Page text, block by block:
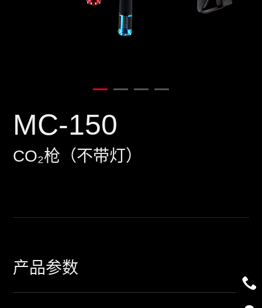
MC-150
CO₂枪（不带灯）
产品参数